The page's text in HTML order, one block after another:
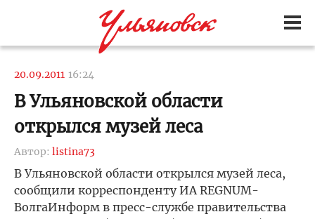
20.09.2011 16:24
В Ульяновской области
открылся музей леса
Автор: listina73
В Ульяновской области открылся музей леса,
сообщили корреспонденту ИА REGNUM-
ВолгаИнформ в пресс-службе правительства